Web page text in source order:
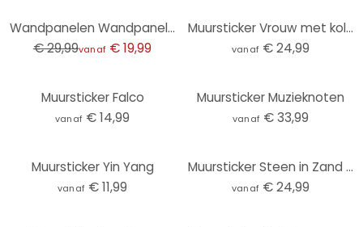
Wandpanelen Wandpanelen zelfklevend koraal
€ 29,99vanaf € 19,99
Muursticker Vrouw met kolibrie in de sterrennacht - Hülya - Rond
vanaf € 24,99
Muursticker Falco
vanaf € 14,99
Muursticker Muzieknoten
vanaf € 33,99
Muursticker Yin Yang
vanaf € 11,99
Muursticker Steen in Zand 2 - Rond
vanaf € 24,99